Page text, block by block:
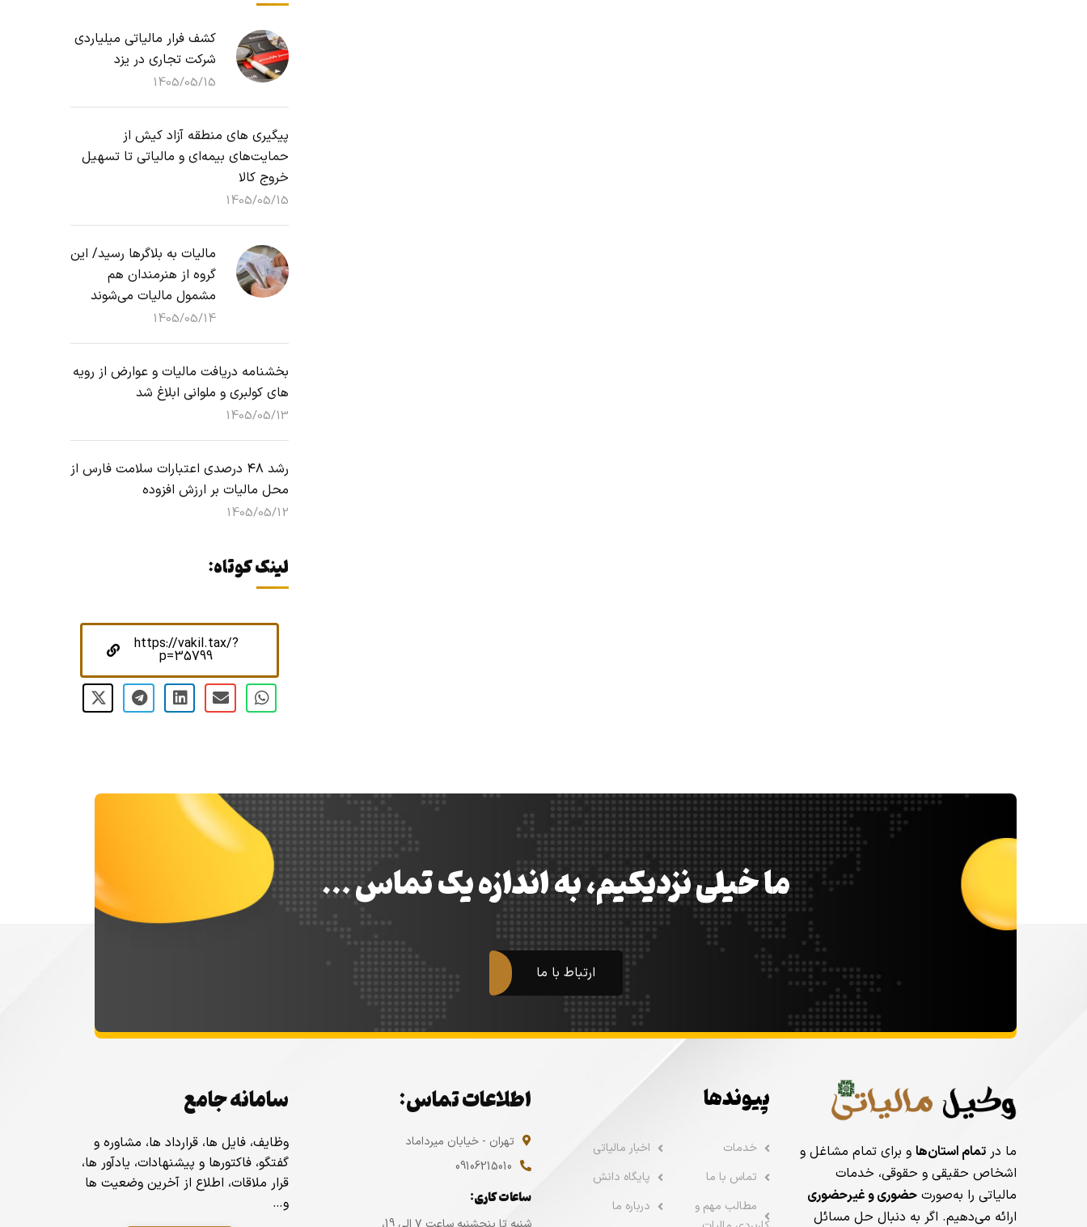
کشف فرار مالیاتی میلیاردی
شرکت تجاری در یزد
1405/05/15
پیگیری های منطقه آزاد کیش از
حمایت‌های بیمه‌ای و مالیاتی تا تسهیل
خروج کالا
1405/05/15
مالیات به بلاگرها رسید/ این
گروه از هنرمندان هم
مشمول مالیات می‌شوند
1405/05/14
بخشنامه دریافت مالیات و عوارض از رویه
های کولبری و ملوانی ابلاغ شد
1405/05/13
رشد ۴۸ درصدی اعتبارات سلامت فارس از
محل مالیات بر ارزش افزوده
1405/05/12
لینک کوتاه:
https://vakil.tax/?
p=35799
ما خیلی نزدیکیم، به اندازه یک تماس …
ارتباط با ما
ما در تمام استان‌ها و برای تمام مشاغل و
اشخاص حقیقی و حقوقی، خدمات
مالیاتی را به‌صورت حضوری و غیرحضوری
ارائه می‌دهیم. اگر به دنبال حل مسائل
پیوندها
خدمات
اخبار مالیاتی
تماس با ما
پایگاه دانش
مطالب مهم و
درباره ما
اطلاعات تماس:
تهران - خیابان میرداماد
09106215010
ساعات کاری:
سامانه جامع
وظایف، فایل ها، قرارداد ها، مشاوره و
گفتگو، فاکتورها و پیشنهادات، یادآور ها،
قرار ملاقات، اطلاع از آخرین وضعیت ها
و…